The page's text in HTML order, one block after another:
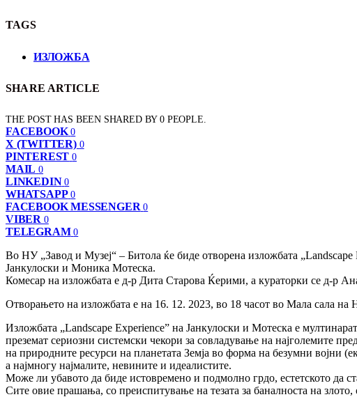
TAGS
ИЗЛОЖБА
SHARE ARTICLE
THE POST HAS BEEN SHARED BY0 PEOPLE.
FACEBOOK 0
X (TWITTER) 0
PINTEREST 0
MAIL 0
LINKEDIN 0
WHATSAPP 0
FACEBOOK MESSENGER 0
VIBER 0
TELEGRAM 0
Во НУ „Завод и Музеј“ – Битола ќе биде отворена изложбата
Јанкулоски и Моника Мотеска.
Комесар на изложбата е д-р Дита Старова Ќерими, а кураторки се д-р
Отворањето на изложбата е на 16. 12. 2023, во 18 часот во Мала сала на
Изложбата „Landscape Experience” на Јанкулоски и Мотеска е
преземат сериозни системски чекори за совладување на најголемите
на природните ресурси на планетата Земја во форма на безумни
а најмногу најмалите, невините и идеалистите.
Може ли убавото да биде истовремено и подмолно грдо, естетското да
Сите овие прашања, со преиспитување на тезата за баналноста на злото,